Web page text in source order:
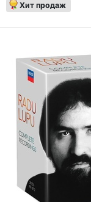
Хит продаж